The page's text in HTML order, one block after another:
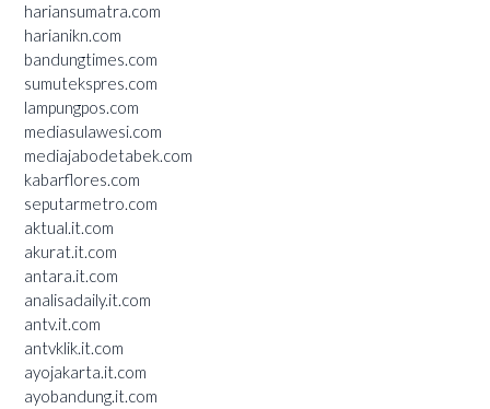
hariansumatra.com
harianikn.com
bandungtimes.com
sumutekspres.com
lampungpos.com
mediasulawesi.com
mediajabodetabek.com
kabarflores.com
seputarmetro.com
aktual.it.com
akurat.it.com
antara.it.com
analisadaily.it.com
antv.it.com
antvklik.it.com
ayojakarta.it.com
ayobandung.it.com